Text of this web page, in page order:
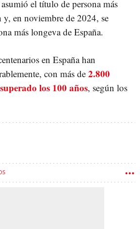
el título de persona más
y, en noviembre de 2024, se
más longeva de España.
en España han
con más de 2.800
los 100 años, según los